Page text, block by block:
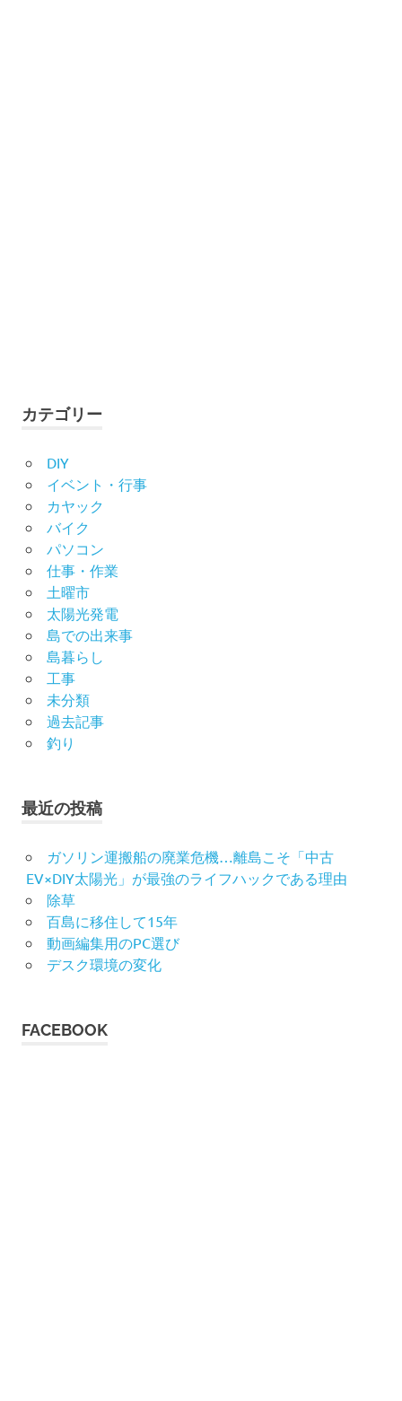
カテゴリー
DIY
イベント・行事
カヤック
バイク
パソコン
仕事・作業
土曜市
太陽光発電
島での出来事
島暮らし
工事
未分類
過去記事
釣り
最近の投稿
ガソリン運搬船の廃業危機…離島こそ「中古
EV×DIY太陽光」が最強のライフハックである理由
除草
百島に移住して15年
動画編集用のPC選び
デスク環境の変化
FACEBOOK